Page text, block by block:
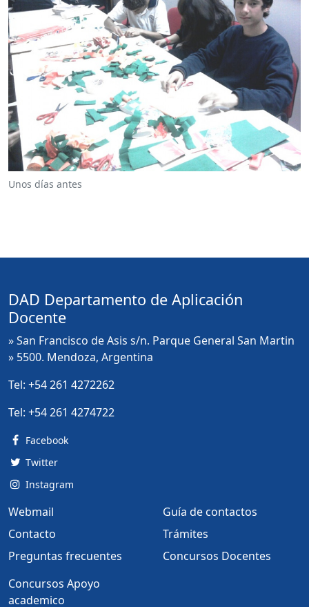
Unos días antes
DAD Departamento de Aplicación
Docente
» San Francisco de Asis s/n. Parque General San Martin
» 5500. Mendoza, Argentina
Tel: +54 261 4272262
Tel: +54 261 4274722
Facebook
Twitter
Instagram
Webmail
Contacto
Preguntas frecuentes
Guía de contactos
Trámites
Concursos Docentes
Concursos Apoyo
academico